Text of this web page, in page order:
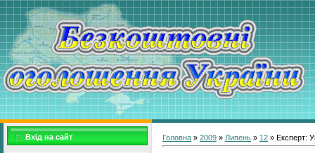
Вхід на сайт Головна » 2009 » Липень » 12 » Експерт: